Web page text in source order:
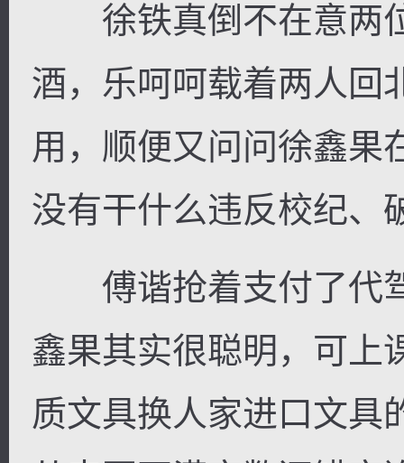
徐铁真倒不在意两
酒，乐呵呵载着两人回
用，顺便又问问徐鑫果
没有干什么违反校纪、
傅谐抢着支付了代
鑫果其实很聪明，可上
质文具换人家进口文具